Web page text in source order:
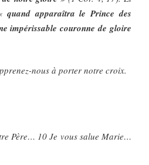
quand apparaîtra le Prince des
impérissable couronne de gloire
nous à porter notre croix.
Père… 10 Je vous salue Marie…